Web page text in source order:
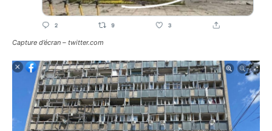
Capture d’écran – twitter.com